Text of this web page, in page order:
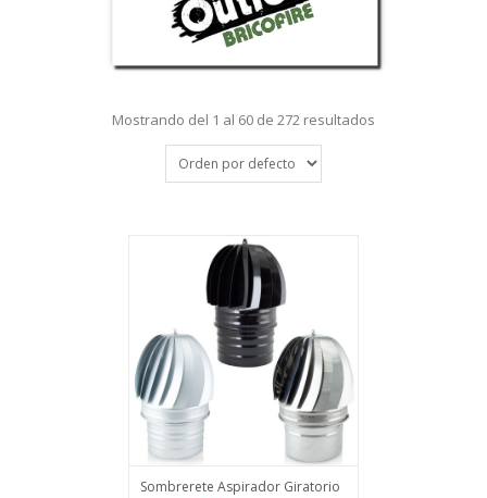
Mostrando del 1 al 60 de 272 resultados
Sombrerete Aspirador Giratorio